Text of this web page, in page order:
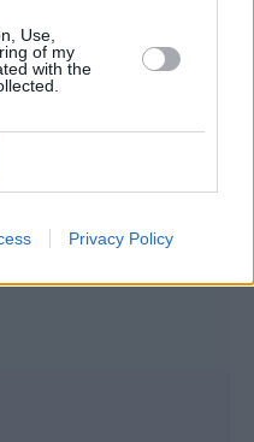
Use,
of my
with the
Privacy Policy